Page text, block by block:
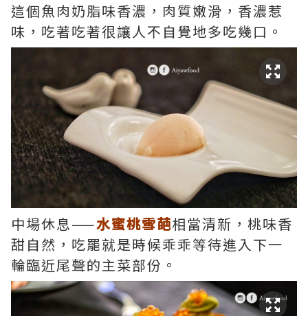
這個魚肉奶脂味香濃，肉質嫩滑，香濃惹
味，吃著吃著很讓人不自覺地多吃幾口。
中場休息——水蜜桃雪葩相當清新，桃味香
甜自然，吃罷就是時候乖乖等待進入下一
輪臨近尾聲的主菜部份。